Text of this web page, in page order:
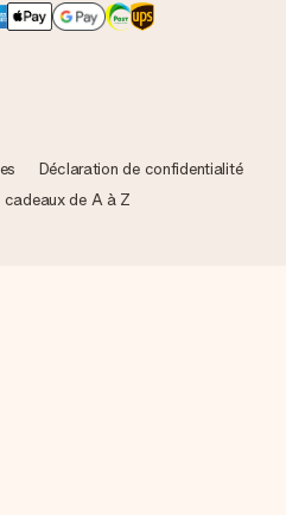
Déclaration de confidentialité
cadeaux de A à Z